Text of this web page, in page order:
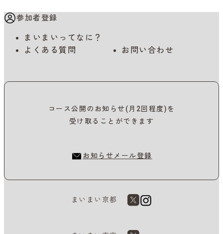
参加者登録
まいまいってなに？
よくある質問
お問い合わせ
コース公開のお知らせ(月2回程度)を
受け取ることができます
お知らせメール登録
まいまい京都